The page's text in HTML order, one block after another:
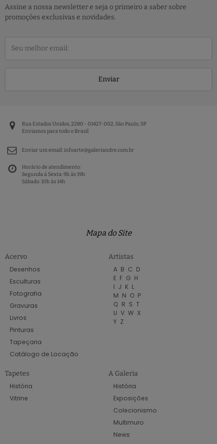
Assine a nossa newsletter e seja o primeiro a saber sobre
promoções exclusivas e novidades.
Enviar
Rua Estados Unidos, 2280 - 01427-002, São Paulo, SP
Enviamos para todo o Brasil
Enviar um email:infoarte@galeriandre.com.br
Horário de atendimento:
Segunda à Sexta: 9h às 19h
Sábado: 10h às 14h
Mapa do Site
Acervo
Desenhos
Esculturas
Fotografia
Gravuras
Livros
Pinturas
Tapeçaria
Catálogo de Locação
Artistas
A B C D
E F G H
I J K L
M N O P
Q R S T
U V W X
Y Z
Tapetes
História
Vitrine
A Galeria
História
Exposições
Colecionismo
Multimuro
News